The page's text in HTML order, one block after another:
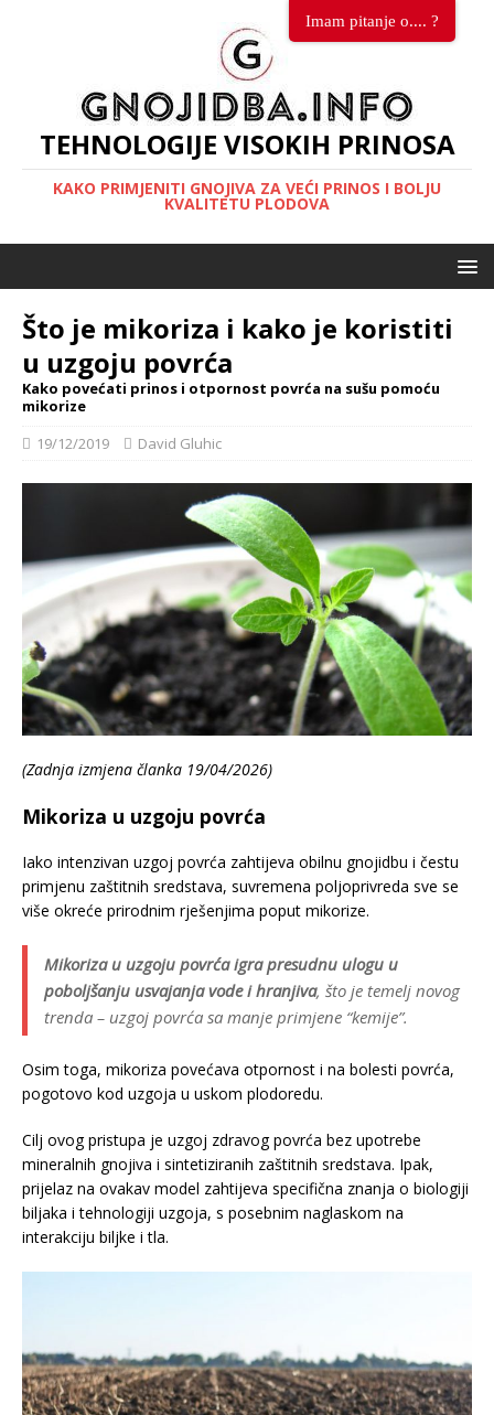
TEHNOLOGIJE VISOKIH PRINOSA
KAKO PRIMJENITI GNOJIVA ZA VEĆI PRINOS I BOLJU
KVALITETU PLODOVA
Što je mikoriza i kako je koristiti
u uzgoju povrća
Kako povećati prinos i otpornost povrća na sušu pomoću
mikorize
19/12/2019
David Gluhic
(Zadnja izmjena članka 19/04/2026)
Mikoriza u uzgoju povrća
Iako intenzivan uzgoj povrća zahtijeva obilnu gnojidbu i čestu
primjenu zaštitnih sredstava, suvremena poljoprivreda sve se
više okreće prirodnim rješenjima poput mikorize.
Mikoriza u uzgoju povrća igra presudnu ulogu u
poboljšanju usvajanja vode i hranjiva, što je temelj novog
trenda – uzgoj povrća sa manje primjene “kemije”.
Osim toga, mikoriza povećava otpornost i na bolesti povrća,
pogotovo kod uzgoja u uskom plodoredu.
Cilj ovog pristupa je uzgoj zdravog povrća bez upotrebe
mineralnih gnojiva i sintetiziranih zaštitnih sredstava. Ipak,
prijelaz na ovakav model zahtijeva specifična znanja o biologiji
biljaka i tehnologiji uzgoja, s posebnim naglaskom na
interakciju biljke i tla.
Imam pitanje o.... ?